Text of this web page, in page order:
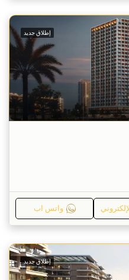
إطلاق جديد
واتس اب
إطلاق جديد